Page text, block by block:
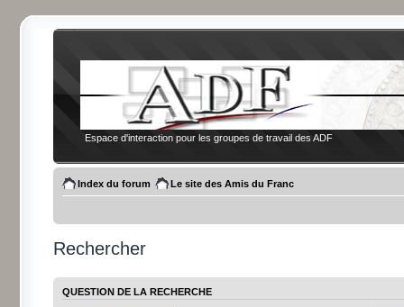
Espace d'interaction pour les groupes de travail des ADF
Index du forum Le site des Amis du Franc
Rechercher
QUESTION DE LA RECHERCHE